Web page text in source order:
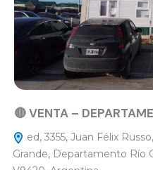
🔴 VENTA –
ed, 3355, Juan Félix
Grande, Departamento Río